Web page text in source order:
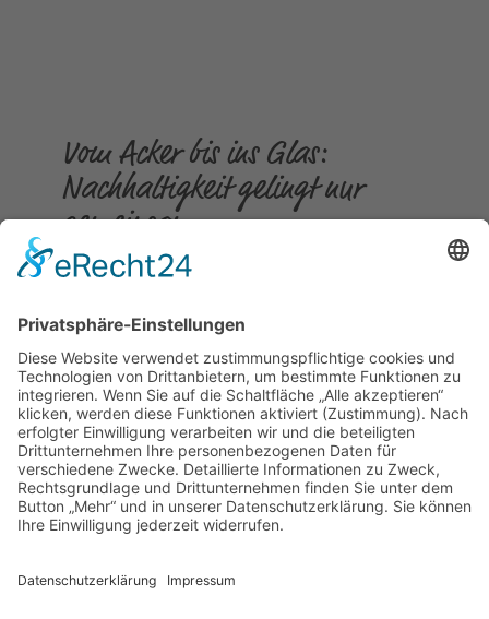
Vom Acker bis ins Glas:
Nachhaltigkeit gelingt nur
gemeinsam
Gepostet am23.07.2026